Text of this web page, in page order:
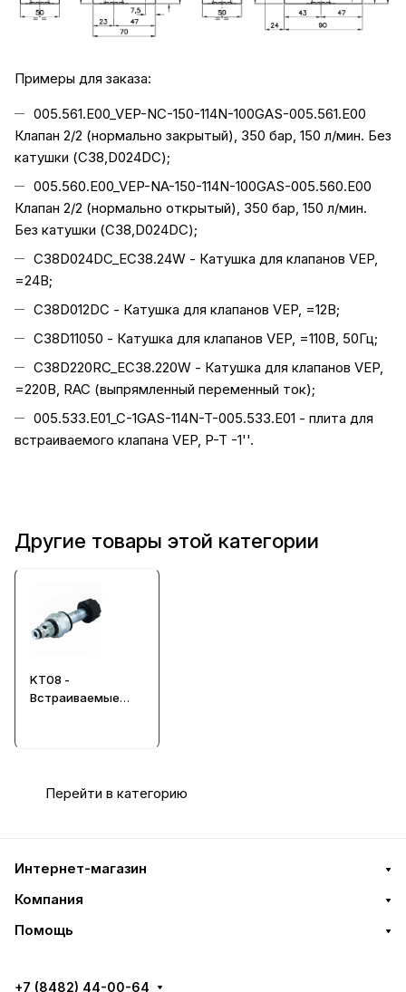
Примеры для заказа:
005.561.E00_VEP-NC-150-114N-100GAS-005.561.E00
Клапан 2/2 (нормально закрытый), 350 бар, 150 л/мин. Без
катушки (C38,D024DC);
005.560.E00_VEP-NA-150-114N-100GAS-005.560.E00
Клапан 2/2 (нормально открытый), 350 бар, 150 л/мин.
Без катушки (C38,D024DC);
C38D024DC_EC38.24W - Катушка для клапанов VEP,
=24В;
C38D012DC - Катушка для клапанов VEP, =12В;
C38D11050 - Катушка для клапанов VEP, =110В, 50Гц;
C38D220RC_EC38.220W - Катушка для клапанов VEP,
=220В, RAC (выпрямленный переменный ток);
005.533.E01_C-1GAS-114N-T-005.533.E01 - плита для
встраиваемого клапана VEP, P-T -1''.
Другие товары этой категории
KT08 -
Встраиваемые
Перейти в категорию
Интернет-магазин
Компания
Помощь
+7 (8482) 44-00-64